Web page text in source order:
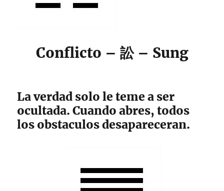
Conflicto – 訟 – Sung
La verdad solo le teme a ser
ocultada. Cuando abres, todos
los obstaculos desapareceran.